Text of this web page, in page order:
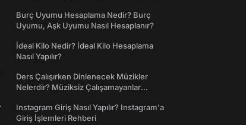
Burç Uyumu Hesaplama Nedir? Burç
Uyumu, Aşk Uyumu Nasıl Hesaplanır?
İdeal Kilo Nedir? İdeal Kilo Hesaplama
Nasıl Yapılır?
Ders Çalışırken Dinlenecek Müzikler
Nelerdir? Müziksiz Çalışamayanlar
Instagram Giriş Nasıl Yapılır? Instagram'a
Giriş İşlemleri Rehberi